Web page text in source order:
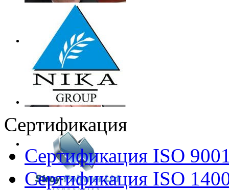
Сертификация
Сертификация ISO
Сертификация ISO